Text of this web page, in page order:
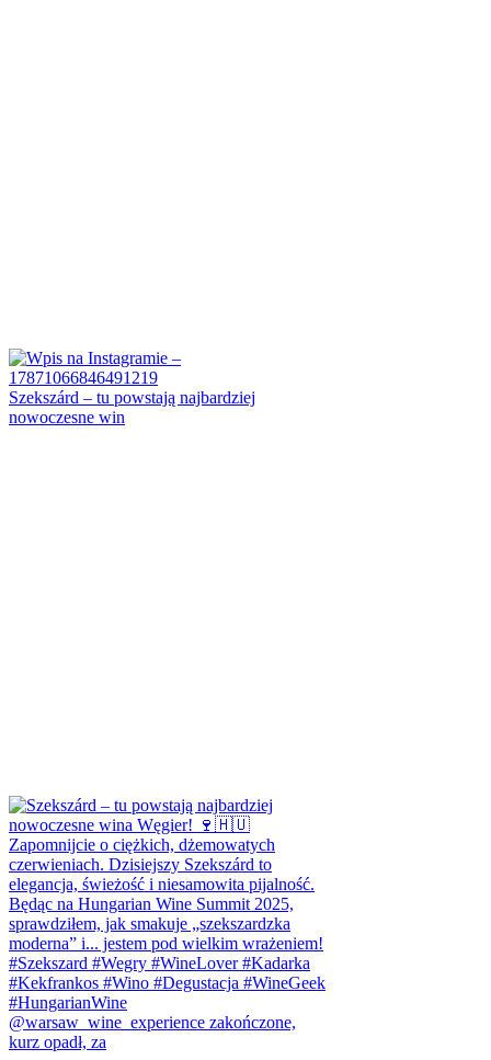
Szekszárd – tu powstają najbardziej
nowoczesne win
@warsaw_wine_experience zakończone,
kurz opadł, za